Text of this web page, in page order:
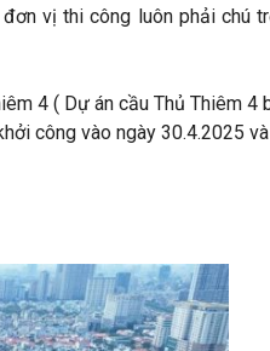
vị thi công luôn phải chú
4 ( Dự án cầu Thủ Thiêm 4
công vào ngày 30.4.2025 và